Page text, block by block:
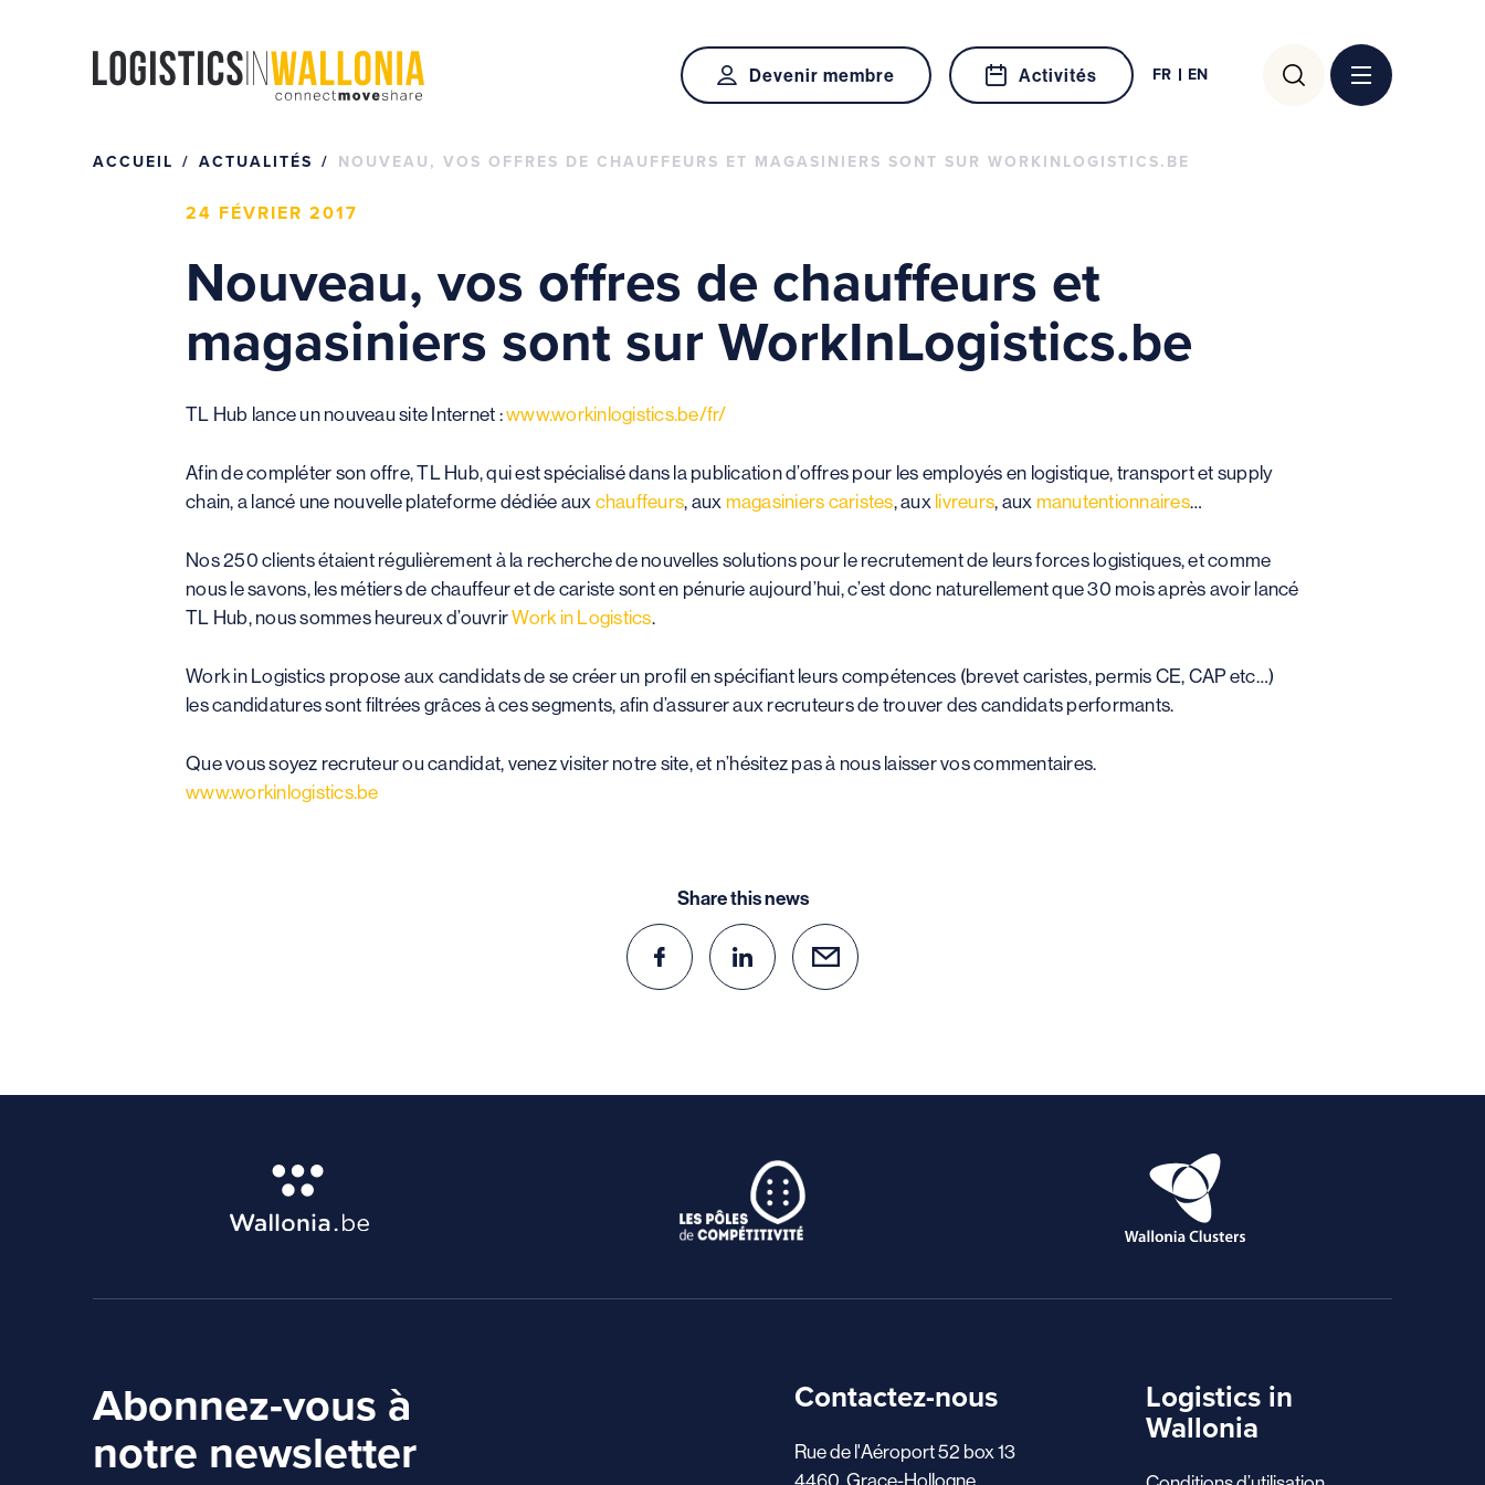
Devenir membre Activités FR EN
Rechercher :
ACCUEIL ACTUALITÉS NOUVEAU, VOS OFFRES DE CHAUFFEURS ET MAGASINIERS SONT SUR WORKINLOGISTICS.BE
24 FÉVRIER 2017
Nouveau, vos offres de chauffeurs et
magasiniers sont sur WorkInLogistics.be
TL Hub lance un nouveau site Internet :www.workinlogistics.be/fr/
Afin de compléter son offre, TL Hub, qui est spécialisé dans la publication d’offres pour les employés en logistique, transport et supply
chain, a lancé une nouvelle plateforme dédiée auxchauffeurs, aux magasiniers caristes, auxlivreurs, aux manutentionnaires…
Nos 250 clients étaient régulièrement à la recherche de nouvelles solutions pour le recrutement de leurs forces logistiques, et comme
nous le savons, les métiers de chauffeur et de cariste sont en pénurie aujourd’hui, c’est donc naturellement que 30 mois après avoir lancé
TL Hub, nous sommes heureux d’ouvrirWork in Logistics.
Work in Logistics propose aux candidats de se créer un profil en spécifiant leurs compétences (brevet caristes, permis CE, CAP etc…)
les candidatures sont filtrées grâces à ces segments, afin d’assurer aux recruteurs de trouver des candidats performants.
Que vous soyez recruteur ou candidat, venez visiter notre site, et n’hésitez pas à nous laisser vos commentaires.
www.workinlogistics.be
Share this news
Abonnez-vous à
notre newsletter
Contactez-nous
Rue de l'Aéroport 52 box 13
Logistics in
Wallonia